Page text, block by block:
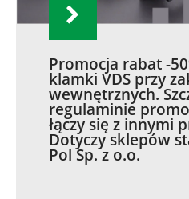
Promocja rabat -
klamki VDS przy
wewnętrznych.
regulaminie
łączy się z innymi
Dotyczy sklepów
Pol Sp. z o.o.